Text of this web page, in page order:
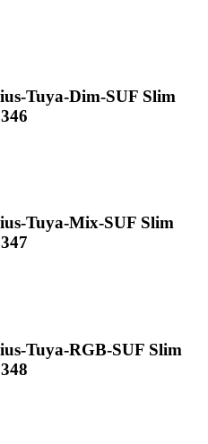
Tuya-Dim-SUF Slim
Tuya-Mix-SUF Slim
Tuya-RGB-SUF Slim